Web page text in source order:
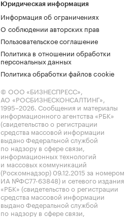
Юридическая информация
Информация об ограничениях
О соблюдении авторских прав
Пользовательское соглашение
Политика в отношении обработки
персональных данных
Политика обработки файлов cookie
© ООО «БИЗНЕСПРЕСС»,
АО «РОСБИЗНЕСКОНСАЛТИНГ»,
1995–2026. Сообщения и материалы
информационного агентства «РБК»
(свидетельство о регистрации
средства массовой информации
выдано Федеральной службой
по надзору в сфере связи,
информационных технологий
и массовых коммуникаций
(Роскомнадзор) 09.12.2015 за номером
ИА №ФС77-63848) и сетевого издания
«РБК» (свидетельство о регистрации
средства массовой информации
выдано Федеральной службой
по надзору в сфере связи,